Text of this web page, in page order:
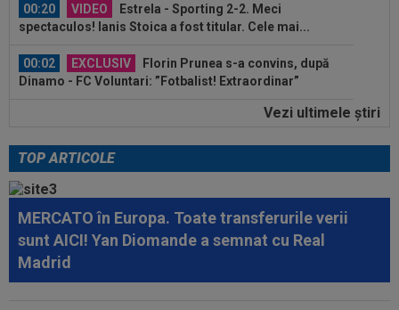
00:20 VIDEO
Estrela - Sporting 2-2. Meci
spectaculos! Ianis Stoica a fost titular. Cele mai...
00:02 EXCLUSIV
Florin Prunea s-a convins, după
Dinamo - FC Voluntari: ”Fotbalist! Extraordinar”
Ion Gheorghe a rupt tăcerea, după ce a
07:10
Ioan Varga a luat decizia în cazul lui Marian
Huja! Fundașul e dorit de Rapid
00:39
Reacția total neașteptată a lui Nuno Campos,
întrebat de Adrian Mazilu după...
00:39
Florin Pîrvu a surprins pe toată lumea, după
Vezi ultimele ştiri
TOP ARTICOLE
MERCATO în Europa. Toate transferurile verii
sunt AICI! Yan Diomande a semnat cu Real
Madrid